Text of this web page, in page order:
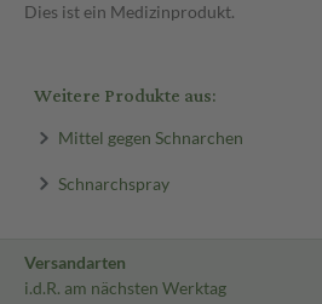
Dies ist ein Medizinprodukt.
Weitere Produkte aus:
Mittel gegen Schnarchen
Schnarchspray
Versandarten
i.d.R. am nächsten Werktag